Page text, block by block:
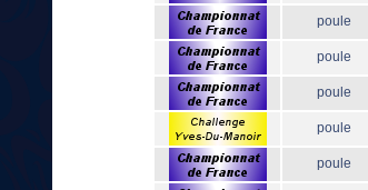
poule
poule
poule
poule
poule